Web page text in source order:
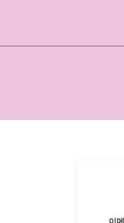
이